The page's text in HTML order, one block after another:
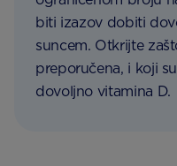
biti izazov dobiti
suncem. Otkrijte
preporučena, i koji
dovoljno vitamina D.